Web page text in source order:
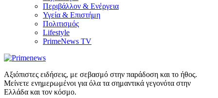
Περιβάλλον & Ενέργεια
Υγεία & Επιστήμη
Πολιτισμός
Lifestyle
PrimeNews TV
Αξιόπιστες ειδήσεις, με σεβασμό στην παράδοση και το ήθος.
Μείνετε ενημερωμένοι για όλα τα σημαντικά γεγονότα στην
Ελλάδα και τον κόσμο.